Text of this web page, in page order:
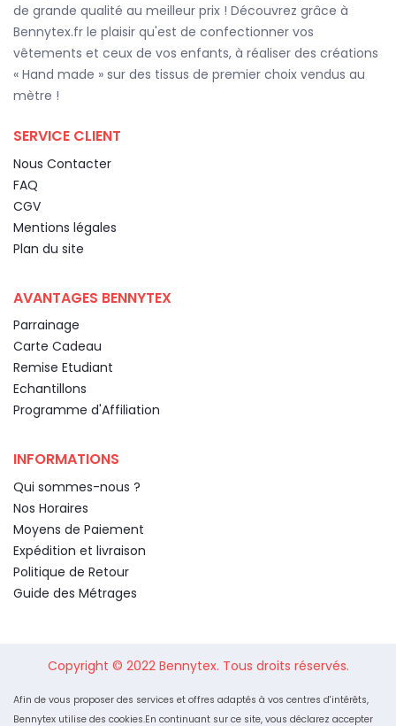
de grande qualité au meilleur prix ! Découvrez grâce à
Bennytex.fr le plaisir qu'est de confectionner vos
vêtements et ceux de vos enfants, à réaliser des créations
« Hand made » sur des tissus de premier choix vendus au
mètre !
SERVICE CLIENT
Nous Contacter
FAQ
CGV
Mentions légales
Plan du site
AVANTAGES BENNYTEX
Parrainage
Carte Cadeau
Remise Etudiant
Echantillons
Programme d'Affiliation
INFORMATIONS
Qui sommes-nous ?
Nos Horaires
Moyens de Paiement
Expédition et livraison
Politique de Retour
Guide des Métrages
Copyright © 2022 Bennytex. Tous droits réservés.
Afin de vous proposer des services et offres adaptés à vos centres d'intérêts,
Bennytex utilise des cookies.En continuant sur ce site, vous déclarez accepter